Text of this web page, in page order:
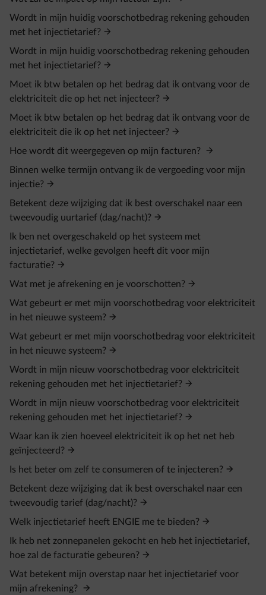
Wordt in mijn huidig voorschotbedrag rekening gehouden
met het injectietarief?
Wordt in mijn huidig voorschotbedrag rekening gehouden
met het injectietarief?
Moet ik btw betalen op het bedrag dat ik ontvang voor de
elektriciteit die op het net injecteer?
Moet ik btw betalen op het bedrag dat ik ontvang voor de
elektriciteit die ik op het net injecteer?
Hoe wordt dit weergegeven op mijn facturen?
Binnen welke termijn ontvang ik de vergoeding voor mijn
injectie?
Betekent deze wijziging dat ik best overschakel naar een
tweevoudig uurtarief (dag/nacht)?
Ik ben net overgeschakeld op het systeem met
injectietarief, welke gevolgen heeft dit voor mijn
facturatie?
Wat met je afrekening en je voorschotten?
Wat gebeurt er met mijn voorschotbedrag voor elektriciteit
in het nieuwe systeem?
Wat gebeurt er met mijn voorschotbedrag voor elektriciteit
in het nieuwe systeem?
Wordt in mijn nieuw voorschotbedrag voor elektriciteit
rekening gehouden met het injectietarief?
Wordt in mijn nieuw voorschotbedrag voor elektriciteit
rekening gehouden met het injectietarief?
Waar kan ik zien hoeveel elektriciteit ik op het net heb
geïnjecteerd?
Is het beter om zelf te consumeren of te injecteren?
Betekent deze wijziging dat ik best overschakel naar een
tweevoudig tarief (dag/nacht)?
Welk injectietarief heeft ENGIE me te bieden?
Ik heb net zonnepanelen gekocht en heb het injectietarief,
hoe zal de facturatie gebeuren?
Wat betekent mijn overstap naar het injectietarief voor
mijn afrekening?